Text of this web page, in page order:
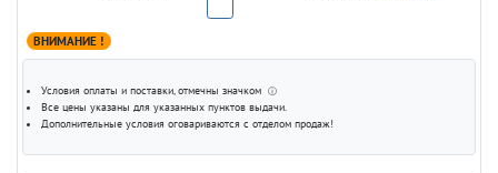
ВНИМАНИЕ !
Условия оплаты и поставки, отмечны значком ⓘ
Все цены указаны для указанных пунктов выдачи.
Дополнительные условия оговариваются с отделом продаж!